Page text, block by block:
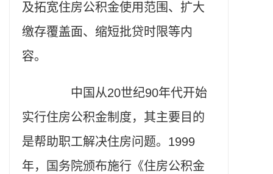
及拓宽住房公积金使用范围、扩大
缴存覆盖面、缩短批贷时限等内
容。
中国从20世纪90年代开始
实行住房公积金制度，其主要目的
是帮助职工解决住房问题。1999
年，国务院颁布施行《住房公积金